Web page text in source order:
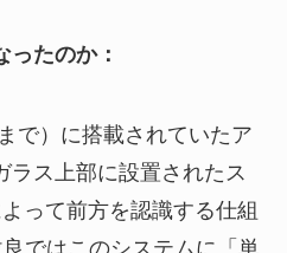
たのか：
で）に搭載されていたア
ラス上部に設置されたス
って前方を認識する仕組
ではこのシステムに「単